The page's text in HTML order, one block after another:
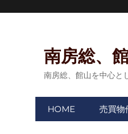
南房総、
南房総、館山を中心と
HOME 売買物